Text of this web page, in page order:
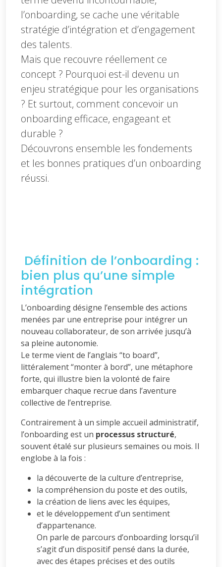
l’onboarding, se cache une véritable
stratégie d’intégration et d’engagement
des talents.
Mais que recouvre réellement ce
concept ? Pourquoi est-il devenu un
enjeu stratégique pour les organisations
? Et surtout, comment concevoir un
onboarding efficace, engageant et
durable ?
Découvrons ensemble les fondements
et les bonnes pratiques d’un onboarding
réussi.
Définition de l’onboarding :
bien plus qu’une simple
intégration
L’onboarding désigne l’ensemble des actions
menées par une entreprise pour intégrer un
nouveau collaborateur, de son arrivée jusqu’à
sa pleine autonomie.
Le terme vient de l’anglais “to board”,
littéralement “monter à bord”, une métaphore
forte, qui illustre bien la volonté de faire
embarquer chaque recrue dans l’aventure
collective de l’entreprise.
Contrairement à un simple accueil administratif,
l’onboarding est un processus structuré,
souvent étalé sur plusieurs semaines ou mois. Il
englobe à la fois :
la découverte de la culture d’entreprise,
la compréhension du poste et des outils,
la création de liens avec les équipes,
et le développement d’un sentiment
d’appartenance.
On parle de parcours d’onboarding lorsqu’il
s’agit d’un dispositif pensé dans la durée,
avec des étapes précises et des outils